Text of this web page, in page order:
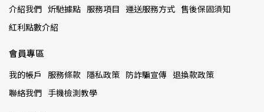
介紹我們 炘馳據點 服務項目 運送服務方式 售後保固須知
紅利點數介紹
會員專區
我的帳戶 服務條款 隱私政策 防詐騙宣傳 退換款政策
聯絡我們 手機檢測教學